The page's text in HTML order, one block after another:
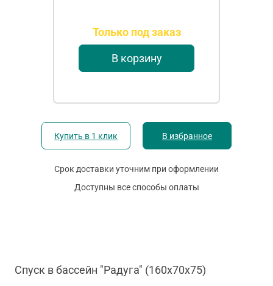
Только под заказ
В корзину
Купить в 1 клик В избранное
Срок доставки уточним при оформлении
Доступны все способы оплаты
Спуск в бассейн "Радуга" (160х70х75)